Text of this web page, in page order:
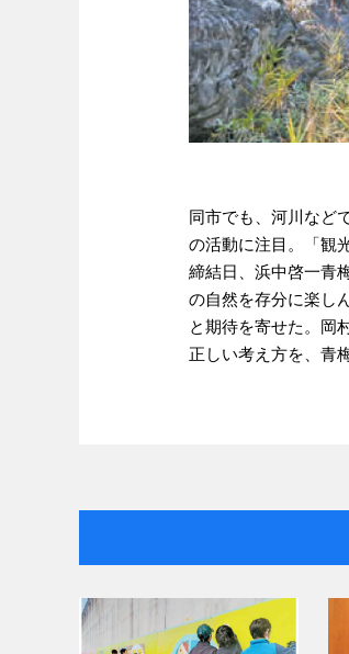
同市でも、河川など
の活動に注目。「観
締結日、浜中啓一青
の自然を存分に楽し
と期待を寄せた。岡
正しい考え方を、青